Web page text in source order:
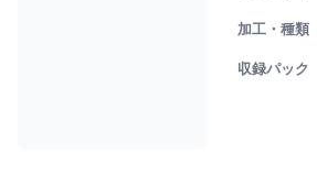
加工・種類
収録パック